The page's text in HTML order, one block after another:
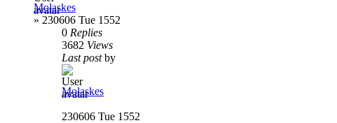
Molaskes
» 230606 Tue 1552
0 Replies
3682 Views
Last postby
Molaskes
230606 Tue 1552